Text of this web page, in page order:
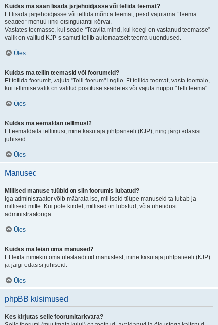
Kuidas ma saan lisada järjehoidjasse või tellida teemat?
Et lisada järjehoidjasse või tellida mõnda teemat, pead vajutama “Teema
seaded” menüü linki otsingulahtri kõrval.
Vastates teemasse, kui seade “Teavita mind, kui keegi on vastanud teemasse”
valik on valitud KJP-s samuti tellib automaatselt teema uuendused.
Üles
Kuidas ma tellin teemasid või foorumeid?
Et tellida foorumit, vajuta "Telli foorum" lingile. Et tellida teemat, vasta teemale,
kui tellimise valik on valitud postituse seadetes või vajuta nuppu "Telli teema".
Üles
Kuidas ma eemaldan tellimusi?
Et eemaldada tellimusi, mine kasutaja juhtpaneeli (KJP), ning järgi edasisi
juhiseid.
Üles
Manused
Millised manuse tüübid on siin foorumis lubatud?
Iga administraator võib määrata ise, milliseid tüüpe manuseid ta lubab ja
milliseid mitte. Kui pole kindel, millised on lubatud, võta ühendust
administraatoriga.
Üles
Kuidas ma leian oma manused?
Et leida nimekiri oma üleslaaditud manustest, mine kasutaja juhtpaneeli (KJP)
ja järgi edasisi juhiseid.
Üles
phpBB küsimused
Kes kirjutas selle foorumitarkvara?